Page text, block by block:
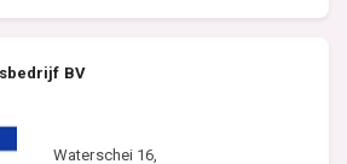
BV
Waterschei 16,